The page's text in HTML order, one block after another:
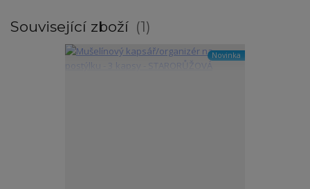
Související zboží 1
Novinka